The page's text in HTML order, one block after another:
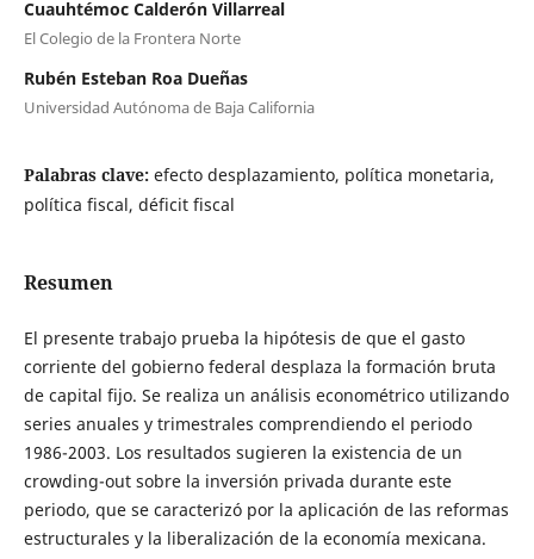
Cuauhtémoc Calderón Villarreal
El Colegio de la Frontera Norte
Rubén Esteban Roa Dueñas
Universidad Autónoma de Baja California
Palabras clave: efecto desplazamiento, política monetaria,
política fiscal, déficit fiscal
Resumen
El presente trabajo prueba la hipótesis de que el gasto
corriente del gobierno federal desplaza la formación bruta
de capital fijo. Se realiza un análisis econométrico utilizando
series anuales y trimestrales comprendiendo el periodo
1986-2003. Los resultados sugieren la existencia de un
crowding-out sobre la inversión privada durante este
periodo, que se caracterizó por la aplicación de las reformas
estructurales y la liberalización de la economía mexicana.